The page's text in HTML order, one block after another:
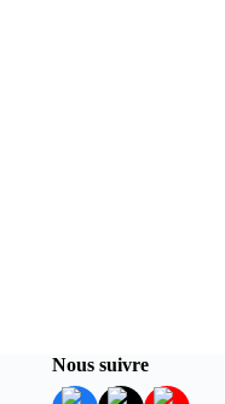
Nous suivre